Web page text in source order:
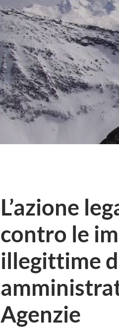
L’azione
contro le
illegittime
Agenzie